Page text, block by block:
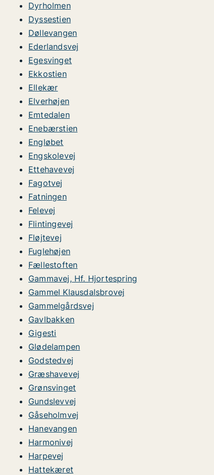
Dyrholmen
Dyssestien
Døllevangen
Ederlandsvej
Egesvinget
Ekkostien
Ellekær
Elverhøjen
Emtedalen
Enebærstien
Engløbet
Engskolevej
Ettehavevej
Fagotvej
Fatningen
Felevej
Flintingevej
Fløjtevej
Fuglehøjen
Fællestoften
Gammavej, Hf. Hjortespring
Gammel Klausdalsbrovej
Gammelgårdsvej
Gavlbakken
Gigesti
Glødelampen
Godstedvej
Græshavevej
Grønsvinget
Gundslevvej
Gåseholmvej
Hanevangen
Harmonivej
Harpevej
Hattekæret